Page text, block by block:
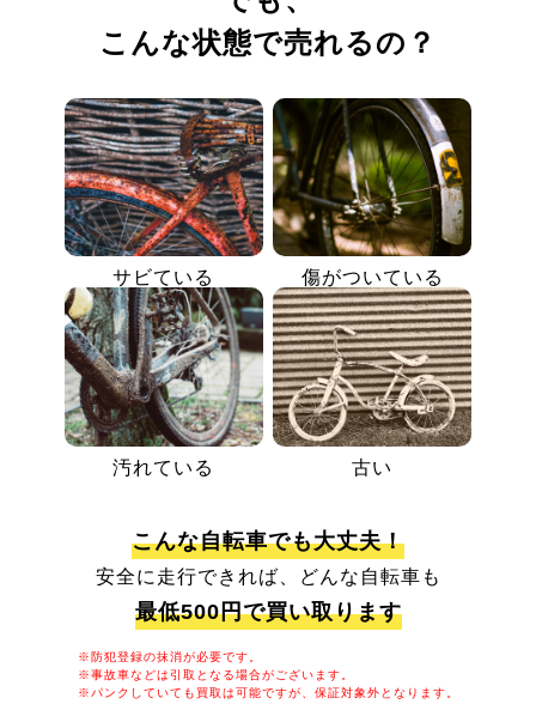
こんな状態で売れるの？
サビている 傷がついている
汚れている 古い
こんな自転車でも大丈夫！
安全に走行できれば、どんな自転車も
最低500円で買い取ります
※防犯登録の抹消が必要です。
※事故車などは引取となる場合がございます。
※パンクしていても買取は可能ですが、保証対象外となります。